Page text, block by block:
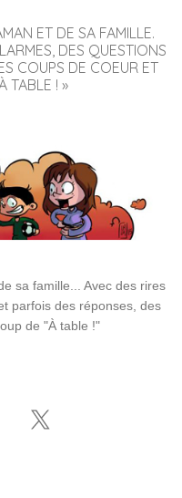
ET DE SA FAMILLE.
DES QUESTIONS
COUPS DE COEUR ET
TABLE ! »
sa famille... Avec des rires
parfois des réponses, des
de "À table !"